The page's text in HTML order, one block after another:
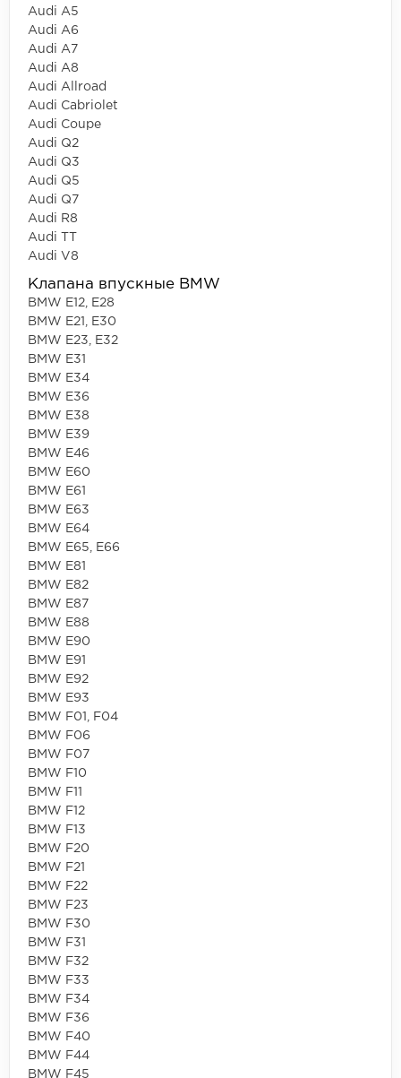
Audi A5
Audi A6
Audi A7
Audi A8
Audi Allroad
Audi Cabriolet
Audi Coupe
Audi Q2
Audi Q3
Audi Q5
Audi Q7
Audi R8
Audi TT
Audi V8
Клапана впускные BMW
BMW E12, E28
BMW E21, E30
BMW E23, E32
BMW E31
BMW E34
BMW E36
BMW E38
BMW E39
BMW E46
BMW E60
BMW E61
BMW E63
BMW E64
BMW E65, E66
BMW E81
BMW E82
BMW E87
BMW E88
BMW E90
BMW E91
BMW E92
BMW E93
BMW F01, F04
BMW F06
BMW F07
BMW F10
BMW F11
BMW F12
BMW F13
BMW F20
BMW F21
BMW F22
BMW F23
BMW F30
BMW F31
BMW F32
BMW F33
BMW F34
BMW F36
BMW F40
BMW F44
BMW F45